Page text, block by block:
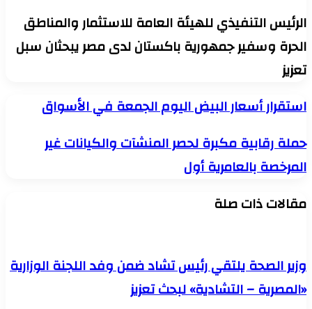
الرئيس التنفيذي للهيئة العامة للاستثمار والمناطق
الحرة وسفير جمهورية باكستان لدى مصر يبحثان سبل
تعزيز
استقرار
أسعار
اليوم
في
استقرار أسعار البيض اليوم الجمعة في الأسواق
حملة
رقابية
مكبرة
لحصر
والكيانات
حملة رقابية مكبرة لحصر المنشآت والكيانات غير
المرخصة بالعامرية أول
مقالات ذات صلة
وزير الصحة يلتقي رئيس تشاد ضمن وفد اللجنة الوزارية
«المصرية – التشادية» لبحث تعزيز